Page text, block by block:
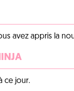
avez appris la
ce jour.